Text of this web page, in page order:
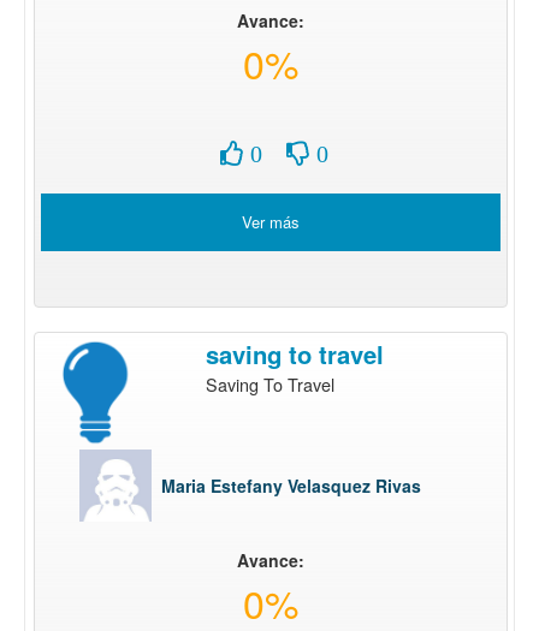
Avance:
0%
0 0
Ver más
saving to travel
Saving To Travel
Maria Estefany Velasquez Rivas
Avance:
0%